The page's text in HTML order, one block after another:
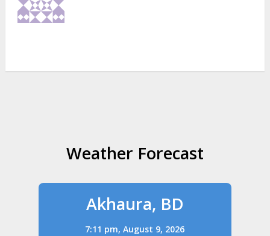
Weather Forecast
Akhaura, BD
7:11 pm,August 9, 2026